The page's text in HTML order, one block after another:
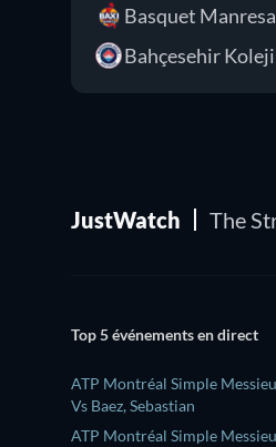
Basquet Manresa
Bahçesehir Koleji
JustWatch The
Top 5 événements en direct
ATP Montréal Simple
Vs Baez, Sebastian
ATP Montréal Simple